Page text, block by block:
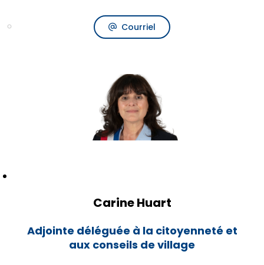
Courriel
Carine Huart
Adjointe déléguée à la citoyenneté et
aux conseils de village